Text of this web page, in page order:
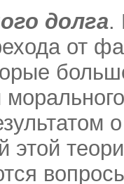
долга.
от
этой